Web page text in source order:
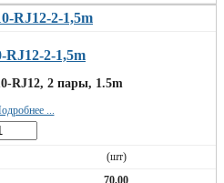
RJ12-2-1,5m
RJ12, 2 пары, 1.5m
...
(шт)
70,00